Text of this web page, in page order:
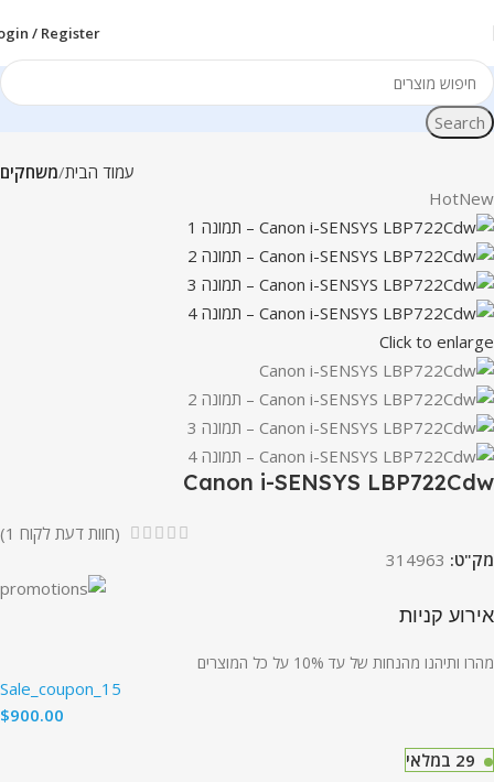
/ Register
Search
עמוד הבית משחקים
HotNew
Click to enlarge
Canon i-SENSYS LBP722Cdw
(חוות דעת לקוח 1
)
מק"ט: 314963
אירוע קניות
מהרו ותיהנו מהנחות של עד 10% על כל המוצרים
Sale_coupon_15
$900.00
29 במלאי